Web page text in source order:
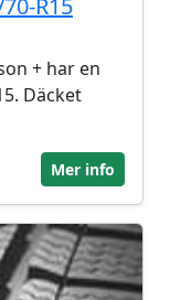
R15
+ har en
Däcket
Mer info